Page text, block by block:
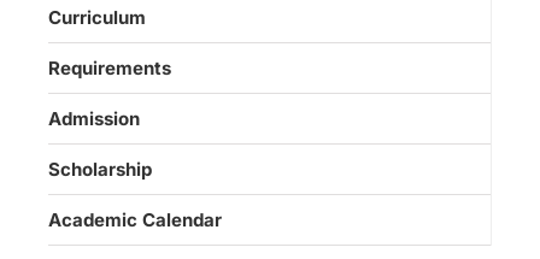
Curriculum
Requirements
Admission
Scholarship
Academic Calendar